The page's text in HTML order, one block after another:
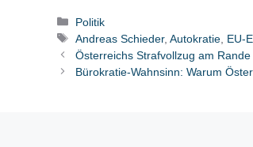
Kategorien
Politik
Schlagwörter
Andreas Schieder,Autokratie EU-
Österreichs Strafvollzug am
Bürokratie-Wahnsinn: Warum